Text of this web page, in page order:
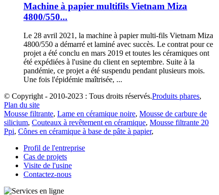
Machine à papier multifils Vietnam Miza
4800/550...
Le 28 avril 2021, la machine à papier multi-fils Vietnam Miza
4800/550 a démarré et laminé avec succès. Le contrat pour ce
projet a été conclu en mars 2019 et toutes les céramiques ont
été expédiées à l'usine du client en septembre. Suite à la
pandémie, ce projet a été suspendu pendant plusieurs mois.
Une fois l'épidémie maîtrisée, ...
© Copyright - 2010-2023 : Tous droits réservés.Produits phares,
Plan du site
Mousse filtrante, Lame en céramique noire, Mousse de carbure de
silicium, Couteaux à revêtement en céramique, Mousse filtrante 20
Ppi, Cônes en céramique à base de pâte à papier,
Profil de l'entreprise
Cas de projets
Visite de l'usine
Contactez-nous